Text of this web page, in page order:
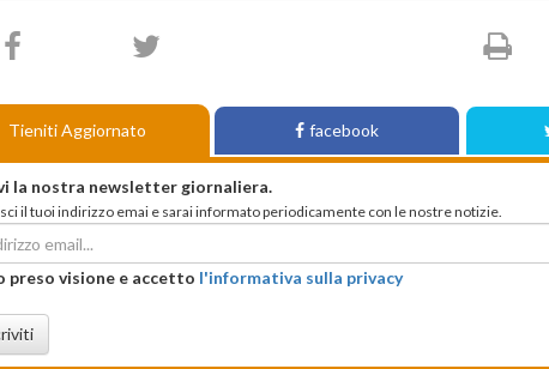
Tieniti Aggiornato facebook
la nostra newsletter giornaliera.
il tuoi indirizzo emai e sarai informato periodicamente con le nostre notizie.
preso visione e accetto l'informativa sulla privacy